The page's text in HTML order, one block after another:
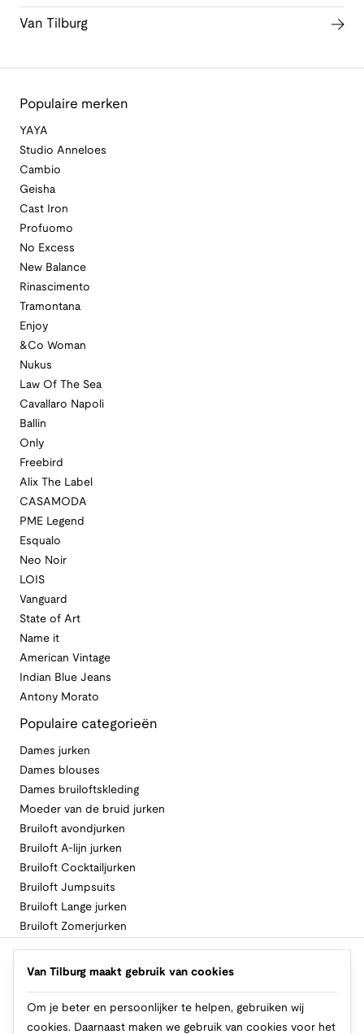
Van Tilburg
Populaire merken
YAYA
Studio Anneloes
Cambio
Geisha
Cast Iron
Profuomo
No Excess
New Balance
Rinascimento
Tramontana
Enjoy
&Co Woman
Nukus
Law Of The Sea
Cavallaro Napoli
Ballin
Only
Freebird
Alix The Label
CASAMODA
PME Legend
Esqualo
Neo Noir
LOIS
Vanguard
State of Art
Name it
American Vintage
Indian Blue Jeans
Antony Morato
Populaire categorieën
Dames jurken
Dames blouses
Dames bruiloftskleding
Moeder van de bruid jurken
Bruiloft avondjurken
Bruiloft A-lijn jurken
Bruiloft Cocktailjurken
Bruiloft Jumpsuits
Bruiloft Lange jurken
Bruiloft Zomerjurken
Volg Van Tilburg
Van Tilburg maakt gebruik van cookies
Om je beter en persoonlijker te helpen, gebruiken wij
cookies. Daarnaast maken we gebruik van cookies voor het